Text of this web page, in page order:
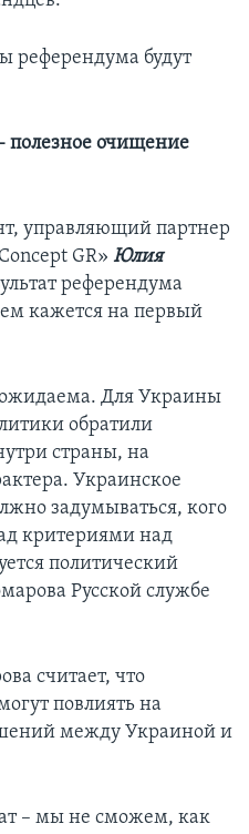
референдума будут
полезное очищение
управляющий партнер
GR» Юлия
референдума
кажется на первый
Для Украины
обратили
страны, на
Украинское
задумываться, кого
критериями над
политический
Русской службе
считает, что
повлиять на
между Украиной и
– мы не сможем, как